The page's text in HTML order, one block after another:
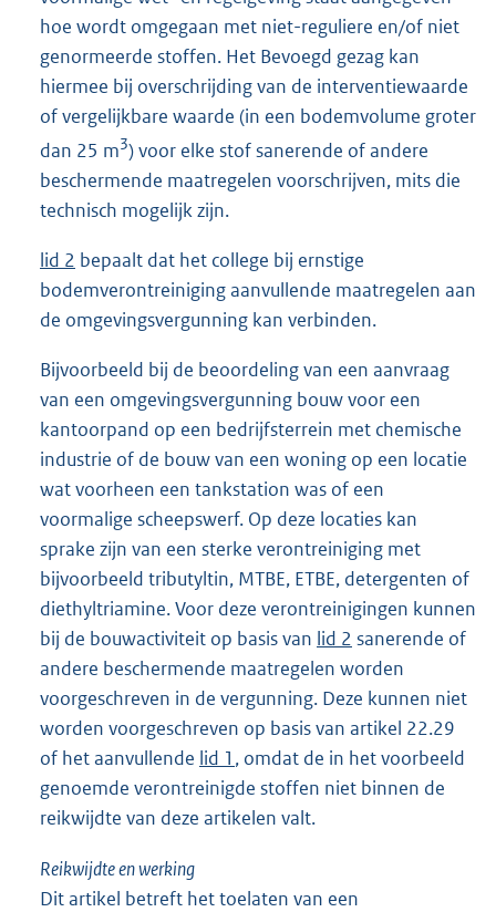
hoe wordt omgegaan met niet-reguliere en/of niet
genormeerde stoffen. Het Bevoegd gezag kan
hiermee bij overschrijding van de interventiewaarde
of vergelijkbare waarde (in een bodemvolume groter
dan 25 m3) voor elke stof sanerende of andere
beschermende maatregelen voorschrijven, mits die
technisch mogelijk zijn.
lid 2 bepaalt dat het college bij ernstige
bodemverontreiniging aanvullende maatregelen aan
de omgevingsvergunning kan verbinden.
Bijvoorbeeld bij de beoordeling van een aanvraag
van een omgevingsvergunning bouw voor een
kantoorpand op een bedrijfsterrein met chemische
industrie of de bouw van een woning op een locatie
wat voorheen een tankstation was of een
voormalige scheepswerf. Op deze locaties kan
sprake zijn van een sterke verontreiniging met
bijvoorbeeld tributyltin, MTBE, ETBE, detergenten of
diethyltriamine. Voor deze verontreinigingen kunnen
bij de bouwactiviteit op basis van lid 2 sanerende of
andere beschermende maatregelen worden
voorgeschreven in de vergunning. Deze kunnen niet
worden voorgeschreven op basis van artikel 22.29
of het aanvullende lid 1 , omdat de in het voorbeeld
genoemde verontreinigde stoffen niet binnen de
reikwijdte van deze artikelen valt.
Reikwijdte en werking
Dit artikel betreft het toelaten van een